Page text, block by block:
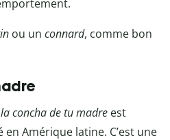
ou un connard, comme bon
la concha de tu madre est
Amérique latine. C’est une